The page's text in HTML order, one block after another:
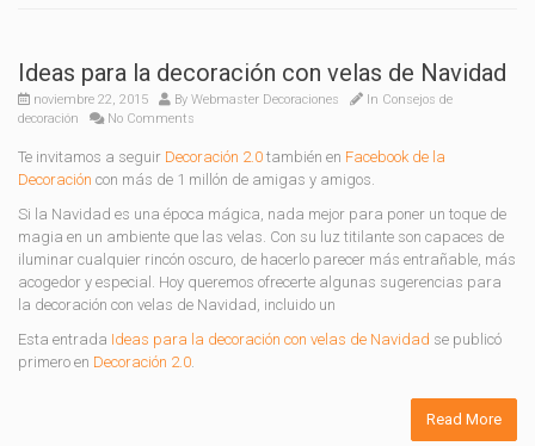
Ideas para la decoración con velas de Navidad
noviembre 22, 2015 By Webmaster Decoraciones In Consejos de
decoración
No Comments
Te invitamos a seguir Decoración 2.0 también en Facebook de la
Decoración con más de 1 millón de amigas y amigos.
Si la Navidad es una época mágica, nada mejor para poner un toque de
magia en un ambiente que las velas. Con su luz titilante son capaces de
iluminar cualquier rincón oscuro, de hacerlo parecer más entrañable, más
acogedor y especial. Hoy queremos ofrecerte algunas sugerencias para
la decoración con velas de Navidad, incluido un
Esta entrada Ideas para la decoración con velas de Navidad se publicó
primero en Decoración 2.0.
Read More